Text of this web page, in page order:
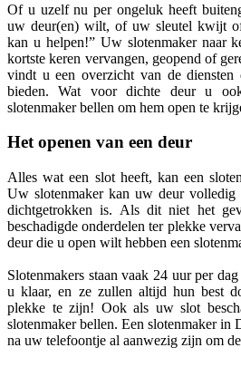
Of u uzelf nu per ongeluk heeft
uw deur(en) wilt, of uw sleutel kwijt
kan u helpen!” Uw slotenmaker naar
kortste keren vervangen, geopend of
vindt u een overzicht van de diensten
bieden. Wat voor dichte deur u
slotenmaker bellen om hem open te
Het openen van een deur
Alles wat een slot heeft, kan een
Uw slotenmaker kan uw deur volledig
dichtgetrokken is. Als dit niet het
beschadigde onderdelen ter plekke
deur die u open wilt hebben een
Slotenmakers staan vaak 24 uur per
u klaar, en ze zullen altijd hun best
plekke te zijn! Ook als uw slot
slotenmaker bellen. Een slotenmaker in
na uw telefoontje al aanwezig zijn om